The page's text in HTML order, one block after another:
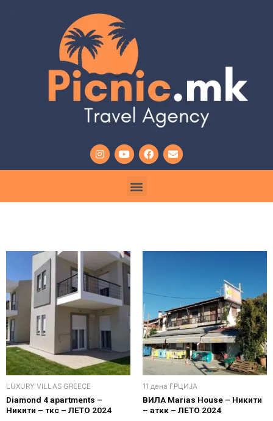
LUXURY VILLAS GREECE
Diamond 4 apartments –
Никити – ткс – ЛЕТО 2024
11 дена ГРЦИЈА
ВИЛА Marias House – Никити
– аткк – ЛЕТО 2024